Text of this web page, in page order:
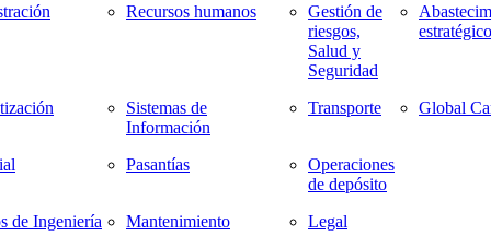
de Ingeniería
Recursos humanos
Sistemas de
Información
Pasantías
Mantenimiento
Gestión de
riesgos,
Salud y
Seguridad
Transporte
Operaciones
de depósito
Legal
estratégico
Global